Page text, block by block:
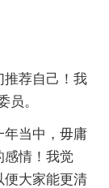
推荐自己！我
员。
年当中，毋庸
感情！我觉
便大家能更清